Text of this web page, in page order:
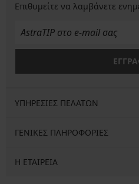
Επιθυμείτε να λαμβάνετε
ΥΠΗΡΕΣΙΕΣ ΠΕΛΑΤΩΝ
ΓΕΝΙΚΕΣ ΠΛΗΡΟΦΟΡΙΕΣ
Η ΕΤΑΙΡΕΙΑ